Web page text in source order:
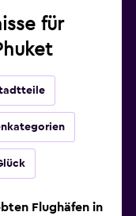
für
Flughäfen in